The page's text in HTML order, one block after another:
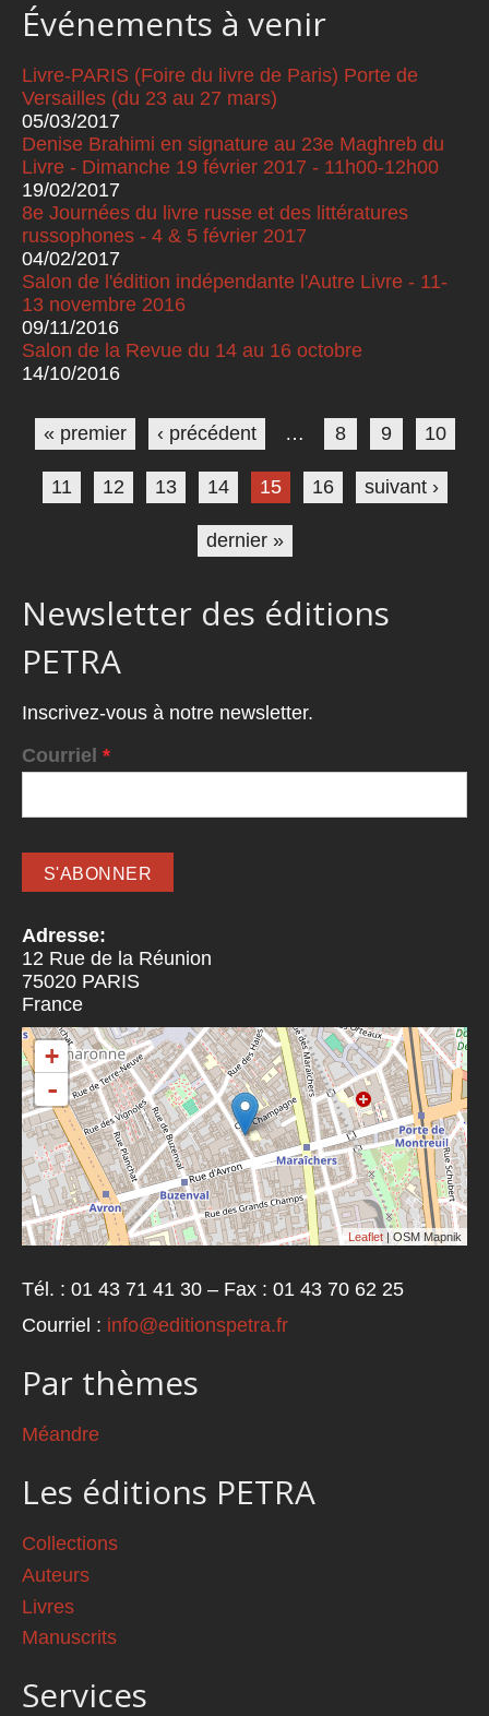
Événements à venir
Livre-PARIS (Foire du livre de Paris) Porte de
Versailles (du 23 au 27 mars)
05/03/2017
Denise Brahimi en signature au 23e Maghreb du
Livre - Dimanche 19 février 2017 - 11h00-12h00
19/02/2017
8e Journées du livre russe et des littératures
russophones - 4 & 5 février 2017
04/02/2017
Salon de l'édition indépendante l'Autre Livre - 11-
13 novembre 2016
09/11/2016
Salon de la Revue du 14 au 16 octobre
14/10/2016
Pages
« premier ‹ précédent … 8 9 10
11 12 13 14 15 16 suivant ›
dernier »
Newsletter des éditions
PETRA
Inscrivez-vous à notre newsletter.
Courriel *
Adresse:
12 Rue de la Réunion
75020 PARIS
France
+
-
Leaflet | OSM Mapnik
Tél. : 01 43 71 41 30 – Fax : 01 43 70 62 25
Courriel : info@editionspetra.fr
Par thèmes
Méandre
Les éditions PETRA
Collections
Auteurs
Livres
Manuscrits
Services